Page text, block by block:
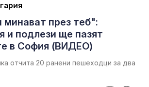
през теб":
и подлези ще пазят
в София (ВИДЕО)
отчита 20 ранени пешеходци за два